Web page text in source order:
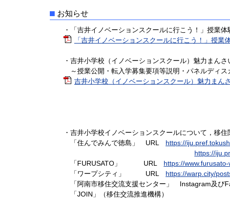
お知らせ
・「吉井イノベーションスクールに行こう！」授業体
「吉井イノベーションスクールに行こう！」授
・吉井小学校（イノベーションスクール）魅力まんさ
～授業公開・転入学募集要項等説明・パネルディス
吉井小学校（イノベーションスクール）魅力まん
・吉井小学校イノベーションスクールについて，移住
「住んでみんで徳島」 URL https://
https://
「FURUSATO」 URL https://
「ワープシティ」 URL https://warp.city/
「阿南市移住交流支援センター」 Instagram及び
「JOIN」（移住交流推進機構）